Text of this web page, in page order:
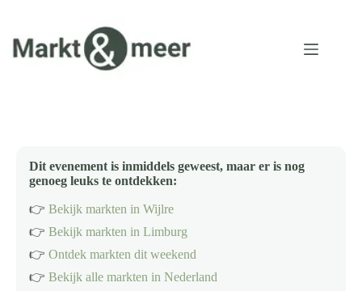
inhoud
Dit evenement is inmiddels geweest, maar er is nog
genoeg leuks te ontdekken:
👉 Bekijk markten in Wijlre
👉 Bekijk markten in Limburg
👉 Ontdek markten dit weekend
👉 Bekijk alle markten in Nederland